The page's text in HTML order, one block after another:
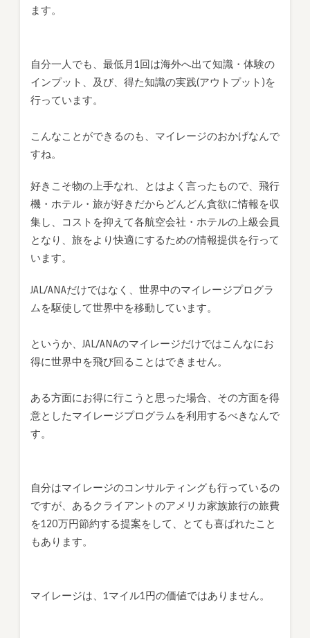
ます。
自分一人でも、最低月1回は海外へ出て知識・体験の
インプット、及び、得た知識の実践(アウトプット)を
行っています。
こんなことができるのも、マイレージのおかげなんで
すね。
好きこそ物の上手なれ、とはよく言ったもので、飛行
機・ホテル・旅が好きだからどんどん貪欲に情報を収
集し、コストを抑えて各航空会社・ホテルの上級会員
となり、旅をより快適にするための情報提供を行って
います。
JAL/ANAだけではなく、世界中のマイレージプログラ
ムを駆使して世界中を移動しています。
というか、JAL/ANAのマイレージだけではこんなにお
得に世界中を飛び回ることはできません。
ある方面にお得に行こうと思った場合、その方面を得
意としたマイレージプログラムを利用するべきなんで
す。
自分はマイレージのコンサルティングも行っているの
ですが、あるクライアントのアメリカ家族旅行の旅費
を120万円節約する提案をして、とても喜ばれたこと
もあります。
マイレージは、1マイル1円の価値ではありません。